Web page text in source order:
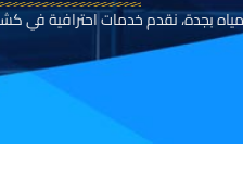
بجدة، نقدم خدمات احترافية في